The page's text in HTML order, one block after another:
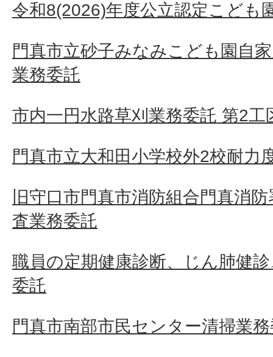
令和8(2026)年度公立認定こども
門真市立砂子みなみこども園自
業務委託
市内一円水路草刈業務委託 第2工
門真市立大和田小学校外2校耐力
旧守口市門真市消防組合門真消
査業務委託
職員の定期健康診断、じん肺健
委託
門真市南部市民センター清掃業